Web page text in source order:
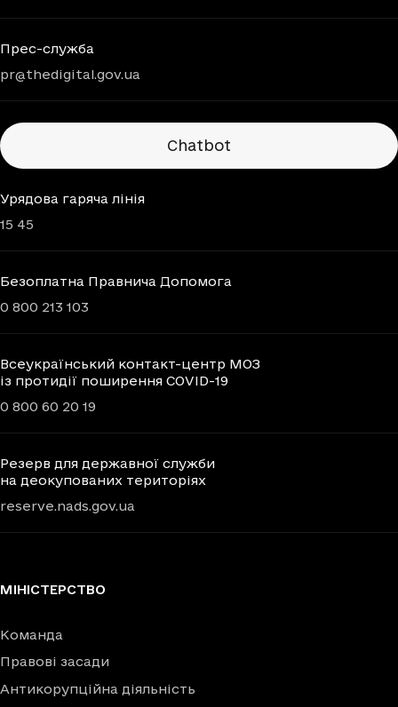
Прес-служба
pr@thedigital.gov.ua
Chatbots
Chatbot
Урядова гаряча лінія
15 45
Безоплатна Правнича Допомога
0 800 213 103
Всеукраїнський контакт-центр МОЗ
із протидії поширення COVID-19
0 800 60 20 19
Резерв для державної служби
на деокупованих територіях
reserve.nads.gov.ua
МІНІСТЕРСТВО
Команда
Правові засади
Антикорупційна діяльність